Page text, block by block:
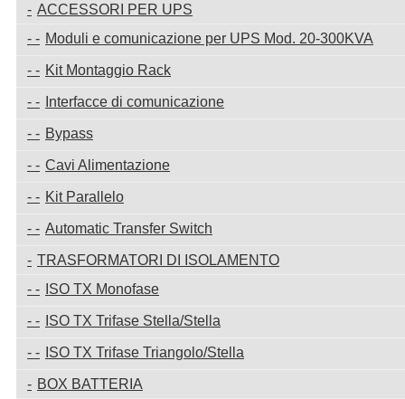
ACCESSORI PER UPS
Moduli e comunicazione per UPS Mod. 20-300KVA
Kit Montaggio Rack
Interfacce di comunicazione
Bypass
Cavi Alimentazione
Kit Parallelo
Automatic Transfer Switch
TRASFORMATORI DI ISOLAMENTO
ISO TX Monofase
ISO TX Trifase Stella/Stella
ISO TX Trifase Triangolo/Stella
BOX BATTERIA